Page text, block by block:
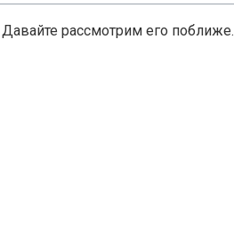
рассмотрим его поближе.